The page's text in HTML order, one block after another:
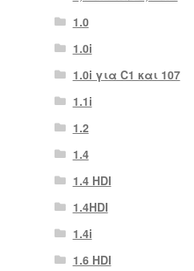
1.0
1.0i
1.0i για C1 και 107
1.1i
1.2
1.4
1.4 HDI
1.4HDI
1.4i
1.6 HDI